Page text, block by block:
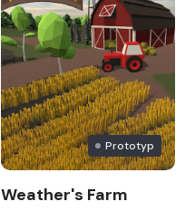
Prototyp
Weather's Farm